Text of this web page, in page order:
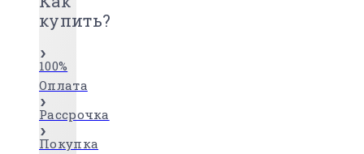
купить?
100%
Оплата
Рассрочка
Покупка